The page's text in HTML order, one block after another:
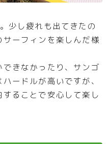
少し疲れも出てきたの
ーフィンを楽しんだ様
きなかったり、サンゴ
ードルが高いですが、
ることで安心して楽し